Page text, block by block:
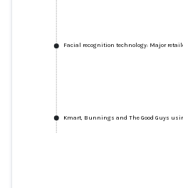
Facial recognition technology: Major
Kmart, Bunnings and The Good Guys